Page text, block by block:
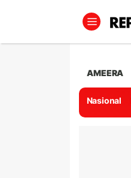
AMEERA
Nasional